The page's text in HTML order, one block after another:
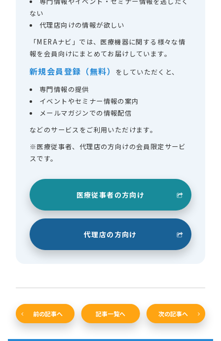
ない
代理店向けの情報が欲しい
「MERAナビ」では、医療機器に関する様々な情
報を会員向けにまとめてお届けしています。
新規会員登録（無料）
をしていただくと、
専門情報の提供
イベントやセミナー情報の案内
メールマガジンでの情報配信
などのサービスをご利用いただけます。
※医療従事者、代理店の方向けの会員限定サービ
スです。
医療従事者の方向け
代理店の方向け
前の記事へ 記事一覧へ 次の記事へ